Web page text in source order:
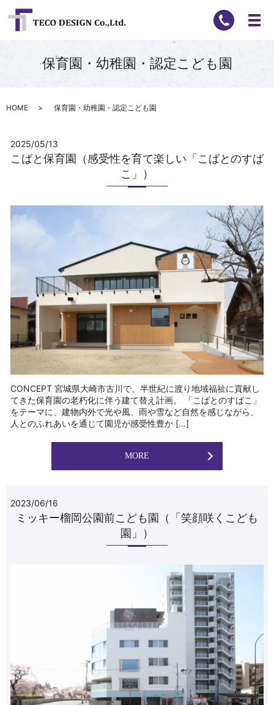
保育園・幼稚園・認定こども園
HOME 保育園・幼稚園・認定こども園
2025/05/13
こばと保育園（感受性を育て楽しい「こばとのすば
こ」）
CONCEPT 宮城県大崎市古川で、半世紀に渡り地域福祉に貢献し
てきた保育園の老朽化に伴う建て替え計画。 「こばとのすばこ」
をテーマに、建物内外で光や風、雨や雪など自然を感じながら、
人とのふれあいを通じて園児が感受性豊か […]
MORE
2023/06/16
ミッキー榴岡公園前こども園（「笑顔咲くこども
園」）